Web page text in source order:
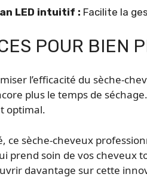
LED intuitif : Facilite la
POUR BIEN
l’efficacité du sèche-
plus le temps de
optimal.
ce sèche-cheveux
prend soin de vos cheveux
davantage sur cette